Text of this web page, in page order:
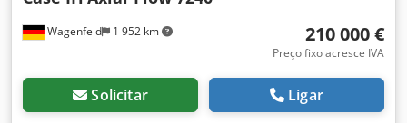
Wagenfeld 1 952 km 210 000 €
Preço fixo acresce IVA
Solicitar Ligar